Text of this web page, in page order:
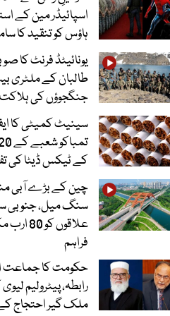
اسپائیڈر مین کے
ہاؤس کو تنقید کا
یونائیٹڈ فرنٹ کا
جنگجوؤں کی
سینیٹ کمیٹی کا
کے ٹیکس ڈیٹا کی
چین کے بڑے آبی
سنگ میل، جنوبی
علاقوں
فراہم
حکومت کا جماعت
رابطہ، پیٹرولیم
ملک گیر احتجاج